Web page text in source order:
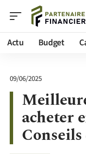
Actu Budget
09/06/2025
acheter